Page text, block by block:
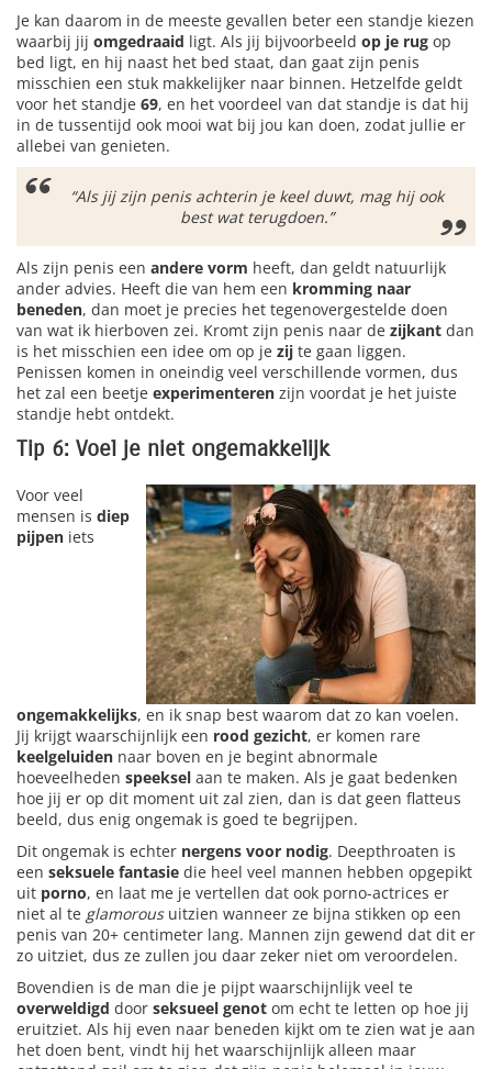
Je kan daarom in de meeste gevallen beter een standje kiezen
waarbij jij omgedraaid ligt. Als jij bijvoorbeeld op je rug op
bed ligt, en hij naast het bed staat, dan gaat zijn penis
misschien een stuk makkelijker naar binnen. Hetzelfde geldt
voor het standje 69, en het voordeel van dat standje is dat hij
in de tussentijd ook mooi wat bij jou kan doen, zodat jullie er
allebei van genieten.
“Als jij zijn penis achterin je keel duwt, mag hij ook
best wat terugdoen.”
Als zijn penis een andere vorm heeft, dan geldt natuurlijk
ander advies. Heeft die van hem een kromming naar
beneden, dan moet je precies het tegenovergestelde doen
van wat ik hierboven zei. Kromt zijn penis naar de zijkant dan
is het misschien een idee om op je zij te gaan liggen.
Penissen komen in oneindig veel verschillende vormen, dus
het zal een beetje experimenteren zijn voordat je het juiste
standje hebt ontdekt.
Tip 6: Voel je niet ongemakkelijk
Voor veel
mensen is diep
pijpen iets
ongemakkelijks, en ik snap best waarom dat zo kan voelen.
Jij krijgt waarschijnlijk een rood gezicht, er komen rare
keelgeluiden naar boven en je begint abnormale
hoeveelheden speeksel aan te maken. Als je gaat bedenken
hoe jij er op dit moment uit zal zien, dan is dat geen flatteus
beeld, dus enig ongemak is goed te begrijpen.
Dit ongemak is echter nergens voor nodig. Deepthroaten is
een seksuele fantasie die heel veel mannen hebben opgepikt
uit porno, en laat me je vertellen dat ook porno-actrices er
niet al te glamorousuitzien wanneer ze bijna stikken op een
penis van 20+ centimeter lang. Mannen zijn gewend dat dit er
zo uitziet, dus ze zullen jou daar zeker niet om veroordelen.
Bovendien is de man die je pijpt waarschijnlijk veel te
overweldigd door seksueel genot om echt te letten op hoe jij
eruitziet. Als hij even naar beneden kijkt om te zien wat je aan
het doen bent, vindt hij het waarschijnlijk alleen maar